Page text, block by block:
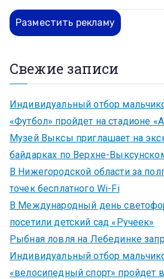
Разместить рекламу
Свежие записи
Индивидуальный отбор
«Футбол» пройдет на стадионе
Музей Выксы приглашает на
байдарках по Верхне-
В Нижегородской области за
точек бесплатного Wi-Fi
В Международный день
посетили детский сад «Ручеек»
Рыбная ловля на Лебединке
Индивидуальный отбор
«велосипедный спорт»